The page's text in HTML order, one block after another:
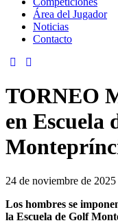
Área del Jugador
Noticias
Contacto
TORNEO
en Escuela
24 de noviembre de 2025
Los hombres se
la Escuela de Golf